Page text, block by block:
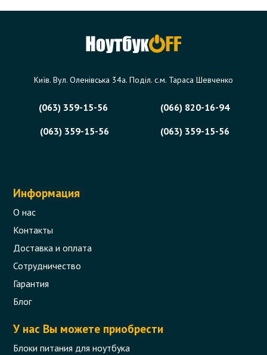
323 грн.
Нет в наличии
Вентилятор (кулер) для ноутбука HP
Код товара - 09747
Київ. Вул. Оленівська 34а. Поділ. с.м. Тараса Шевченко
(063) 359-15-56
(066) 820-16-94
(063) 359-15-56
(063) 359-15-56
Информация
О нас
Контакты
Доставка и оплата
Сотрудничество
Гарантия
Блог
У нас Вы можете приобрести
Блоки питания для ноутбука